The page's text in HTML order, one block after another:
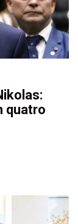
quatro